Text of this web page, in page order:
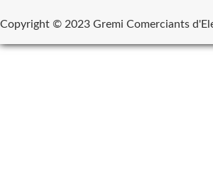
Copyright © 2023 Gremi Comerciants